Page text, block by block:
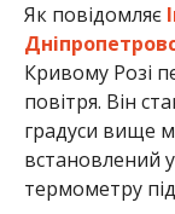
Як повідомляє
Кривому Розі
повітря. Він
градуси вище
встановлений
термометру